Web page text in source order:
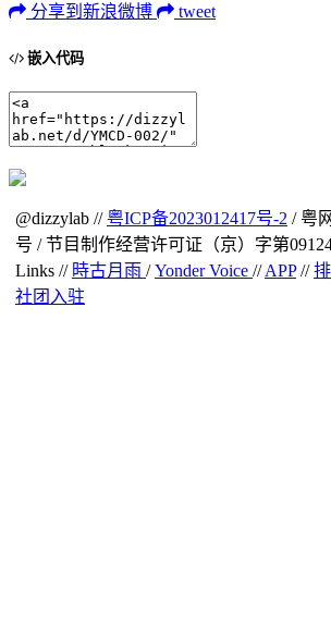
分享到新浪微博 tweet
嵌入代码
@dizzylab // 粤ICP备2023012417号-2 / 粤
号 / 节目制作经营许可证（京）字第
Links // 時古月雨 /Yonder Voice //APP//
社团入驻